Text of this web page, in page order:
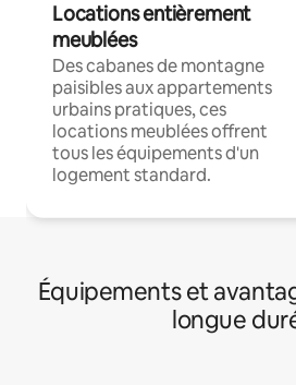
Locations entièrement
meublées
Des cabanes de montagne
paisibles aux appartements
urbains pratiques, ces
locations meublées offrent
tous les équipements d'un
logement standard.
Équipements et
longue